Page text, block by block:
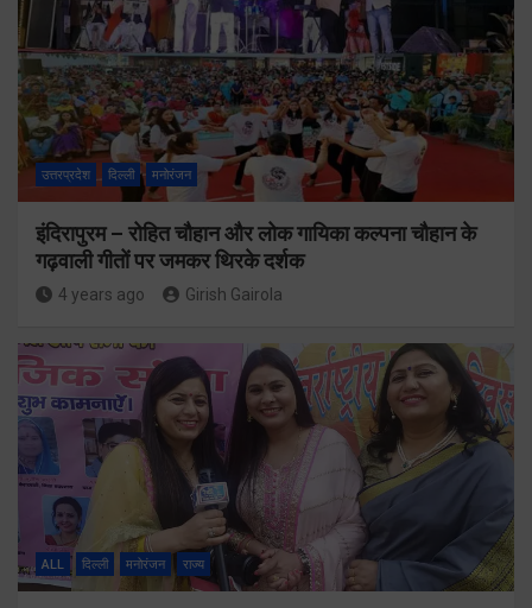
उत्तरप्रदेश दिल्ली मनोरंजन
इंदिरापुरम – रोहित चौहान और लोक गायिका कल्पना चौहान के
गढ़वाली गीतों पर जमकर थिरके दर्शक
4 years ago Girish Gairola
ALL दिल्ली मनोरंजन राज्य